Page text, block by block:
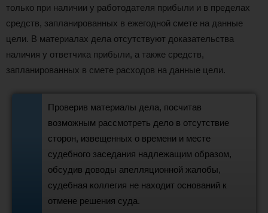
только при наличии у работодателя прибыли и в пределах
средств, запланированных в ежегодной смете на данные
цели. В материалах дела отсутствуют доказательства
наличия у ответчика прибыли, а также средств,
запланированных в смете расходов на данные цели.
Проверив материалы дела, посчитав
возможным рассмотреть дело в отсутствие
сторон, извещенных о времени и месте
судебного заседания надлежащим образом,
обсудив доводы апелляционной жалобы,
судебная коллегия не находит оснований к
отмене решения суда.